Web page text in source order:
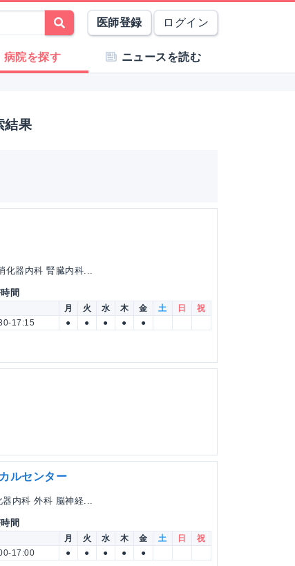
医師登録 ログイン
病院を探す ニュースを読む
結果
器内科 腎臓内科...
間
月 火 水 木 金 土 日
祝
17:15
● ● ● ● ●
ルセンター
内科 外科 脳神経...
間
月 火 水 木 金 土 日
祝
17:00
● ● ● ● ●